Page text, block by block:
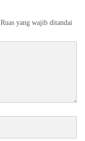
Ruas yang wajib ditandai